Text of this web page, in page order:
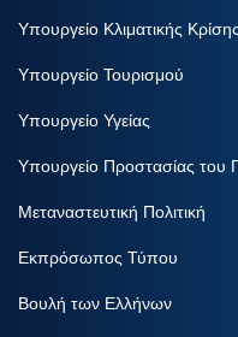
Υπουργείο Κλιματικής
Υπουργείο Τουρισμού
Υπουργείο Υγείας
Υπουργείο Προστασίας του
Μεταναστευτική Πολιτική
Εκπρόσωπος Τύπου
Βουλή των Ελλήνων